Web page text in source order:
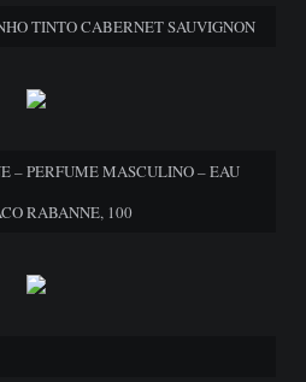
TINTO CABERNET SAUVIGNON
– PERFUME MASCULINO – EAU
RABANNE, 100